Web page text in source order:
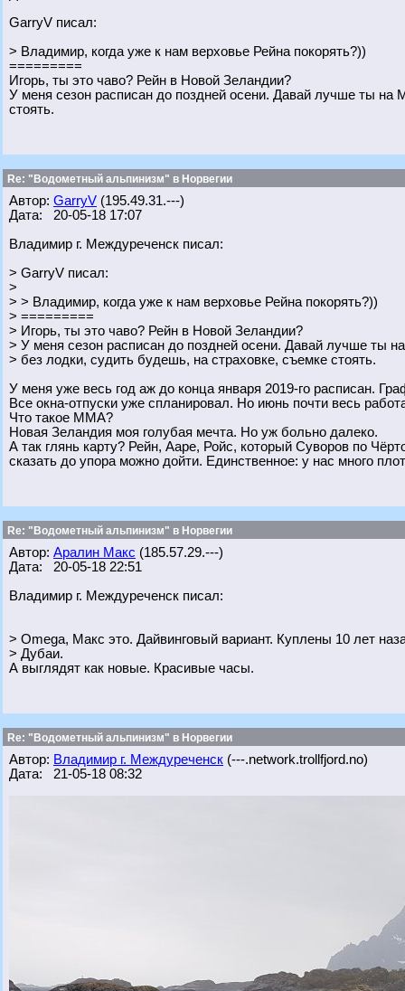
GarryV писал:
> Владимир, когда уже к нам верховье Рейна покорять?))
=========
Игорь, ты это чаво? Рейн в Новой Зеландии?
У меня сезон расписан до поздней осени. Давай лучше ты
стоять.
Re: "Водометный альпинизм" в Норвегии
Автор: GarryV (195.49.31.---)
Дата: 20-05-18 17:07
Владимир г. Междуреченск писал:
> GarryV писал:
>
> > Владимир, когда уже к нам верховье Рейна покорять?))
> =========
> Игорь, ты это чаво? Рейн в Новой Зеландии?
> У меня сезон расписан до поздней осени. Давай лучше ты
> без лодки, судить будешь, на страховке, съемке стоять.
У меня уже весь год аж до конца января 2019-го расписан.
Все окна-отпуски уже спланировал. Но июнь почти весь
Что такое ММА?
Новая Зеландия моя голубая мечта. Но уж больно далеко.
А так глянь карту? Рейн, Ааре, Ройс, который Суворов по
сказать до упора можно дойти. Единственное: у нас много
Re: "Водометный альпинизм" в Норвегии
Автор: Аралин Макс (185.57.29.---)
Дата: 20-05-18 22:51
Владимир г. Междуреченск писал:
> Omega, Макс это. Дайвинговый вариант. Куплены 10 лет
> Дубаи.
А выглядят как новые. Красивые часы.
Re: "Водометный альпинизм" в Норвегии
Автор: Владимир г. Междуреченск (---.network.trollfjord.no)
Дата: 21-05-18 08:32